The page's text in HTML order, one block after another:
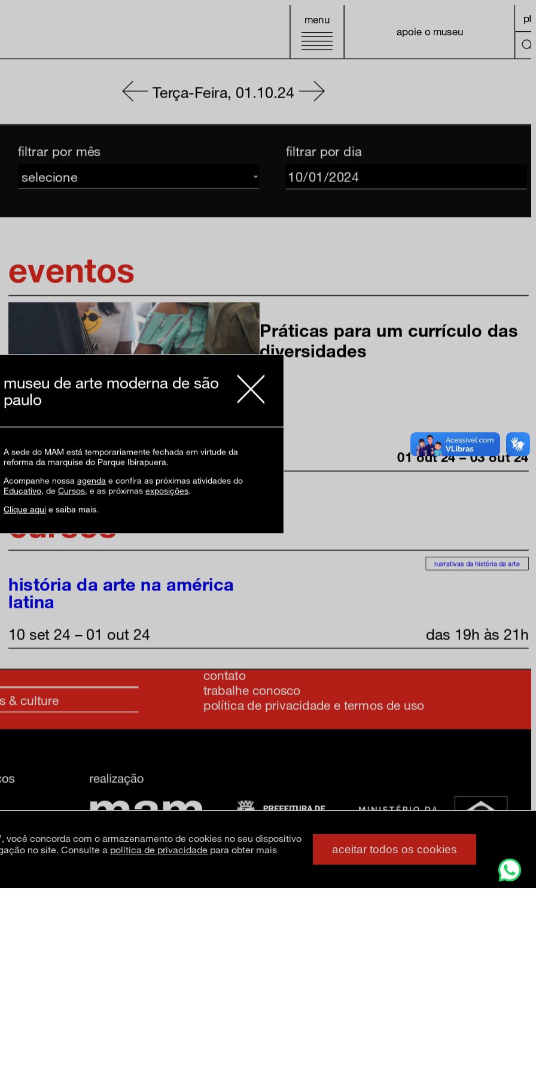
menu
apoie o museu
pt
Terça-Feira, 01.10.24
filtrar por mês filtrar por dia
eventos
Práticas para um currículo das
diversidades
01 out 24 – 03 out 24
cursos
história da arte na américa
latina
10 set 24 – 01 out 24
narrativas da história da arte
das 19h às 21h
& culture
imprensa
contato
trabalhe conosco
política de privacidade e termos de uso
museu de arte moderna de são
paulo
A sede do MAM está temporariamente fechada em virtude da
reforma da marquise do Parque Ibirapuera.
Acompanhe nossa agenda e confira as próximas atividades do
Educativo, de Cursos, e as próximas exposições.
Clique aqui e saiba mais.
você concorda com o armazenamento de cookies no seu dispositivo
no site. Consulte a política de privacidade para obter mais
aceitar todos os cookies